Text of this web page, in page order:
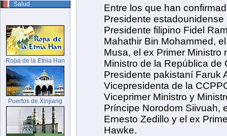
Salud
Ropa de la Etnia Han
Puertos de Xinjiang
Entre los que han
Presidente
Presidente filipino Fidel
Mahathir Bin Mohammed,
Musa, el ex Primer Ministro
Ministro de la República
Presidente pakistaní Faruk
Vicepresidenta de la
Viceprimer Ministro y
Príncipe Norodom Siivuah,
Ernesto Zedillo y el ex
Hawke.